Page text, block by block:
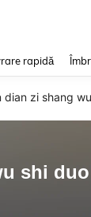
rapidă
dian zi shang
shi